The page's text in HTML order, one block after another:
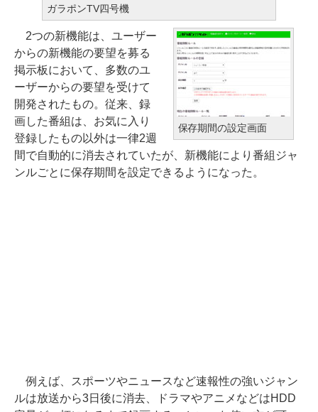
ガラポンTV四号機
保存期間の設定画面
2つの新機能は、ユーザー
からの新機能の要望を募る
掲示板において、多数のユ
ーザーからの要望を受けて
開発されたもの。従来、録
画した番組は、お気に入り
登録したもの以外は一律2週
間で自動的に消去されていたが、新機能により番組ジャ
ンルごとに保存期間を設定できるようになった。
例えば、スポーツやニュースなど速報性の強いジャン
ルは放送から3日後に消去、ドラマやアニメなどはHDD